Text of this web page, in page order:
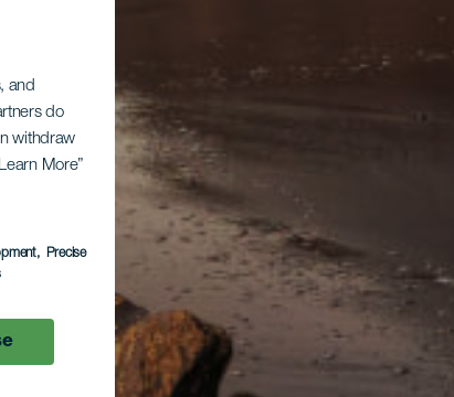
and
do
withdraw
More”
, Precise